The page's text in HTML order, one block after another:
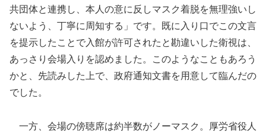
共団体と連携し、本人の意に反しマスク着脱を無理強いし
ないよう、丁寧に周知する」です。既に入り口でこの文言
を提示したことで入館が許可されたと勘違いした衛視は、
あっさり会場入りを認めました。このようなこともあろう
かと、先読みした上で、政府通知文書を用意して臨んだの
でした。
一方、会場の傍聴席は約半数がノーマスク。厚労省役人